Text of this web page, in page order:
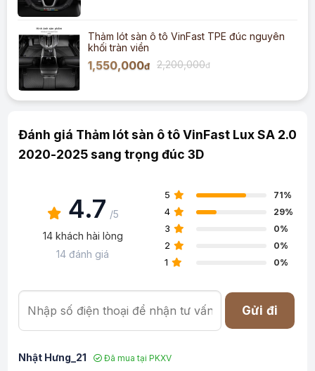
Thảm lót sàn ô tô VinFast TPE đúc nguyên
khối tràn viền
1,550,000đ 2,200,000đ
Đánh giá Thảm lót sàn ô tô VinFast Lux SA 2.0
2020-2025 sang trọng đúc 3D
4.7 /5
14 khách hài lòng
14 đánh giá
5 71%
4 29%
3 0%
2 0%
1 0%
Gửi đi
Nhật Hưng_21
Đã mua tại PKXV